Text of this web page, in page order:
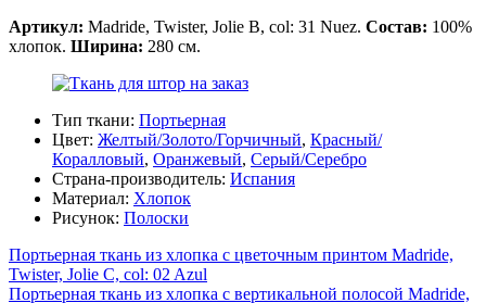
Артикул: Madride, Twister, Jolie B, col: 31 Nuez. Состав: 100%
хлопок. Ширина: 280 см.
Тип ткани: Портьерная
Цвет: Желтый/Золото/Горчичный, Красный/
Коралловый, Оранжевый, Серый/Серебро
Страна-производитель: Испания
Материал: Хлопок
Рисунок: Полоски
Портьерная ткань из хлопка с цветочным принтом Madride,
Twister, Jolie C, col: 02 Azul
Портьерная ткань из хлопка с вертикальной полосой Madride,